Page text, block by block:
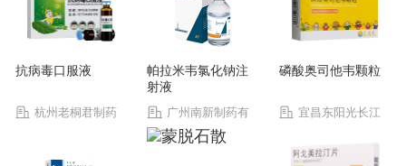
抗病毒口服液
杭州老桐君制药
帕拉米韦氯化钠注
射液
广州南新制药有
限公司
磷酸奥司他韦颗粒
宜昌东阳光长江